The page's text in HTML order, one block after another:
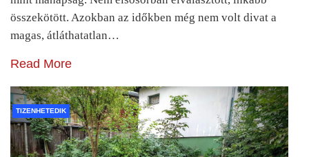
összekötött. Azokban az időkben még nem volt divat a
magas, átláthatatlan…
Read More
TIZENHETEDIK